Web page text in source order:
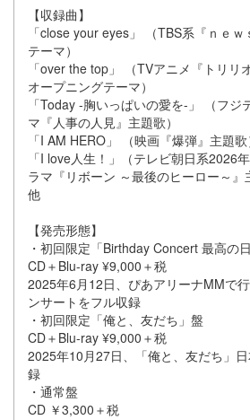
【収録曲】
「close your eyes」 （TBS系『ｎｅ
テーマ）
「over the top」 （TVアニメ『トリリ
オープニングテーマ）
「Today -胸いっぱいの愛を-」 （フジ
マ『人事の人見』主題歌）
「I AM HERO」 （映画『爆弾』主題歌
「I love人生！」（テレビ朝日系2026
ラマ『リボーン ～最後のヒーロー～』
他
【発売形態】
・初回限定「Birthday Concert 最高の
CD＋Blu-ray ¥9,000＋税
2025年6月12日、ぴあアリーナMMで
ンサートをフル収録
・初回限定「俺と、友だち」盤
CD＋Blu-ray ¥9,000＋税
2025年10月27日、「俺と、友だち」
録
・通常盤
CD ￥3,300＋税